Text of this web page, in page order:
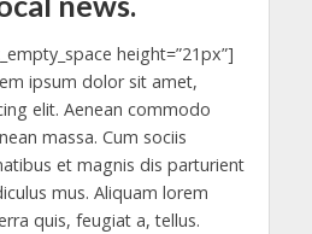
height=”21px”]
ipsum dolor sit amet,
elit. Aenean commodo
massa. Cum sociis
et magnis dis parturient
mus. Aliquam lorem
quis, feugiat a, tellus.